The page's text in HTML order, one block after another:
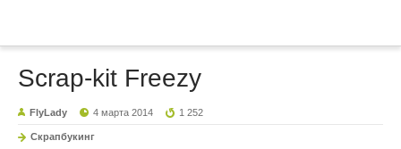
Scrap-kit Freezy
FlyLady 4 марта 2014 1 252
Скрапбукинг